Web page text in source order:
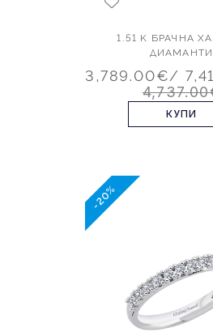
1.51 K БРАЧНА
ДИАМАНТИ
3,789.00€/
КУПИ
-20%